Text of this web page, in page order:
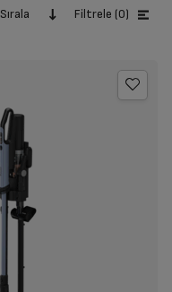
Sırala Filtrele (0)